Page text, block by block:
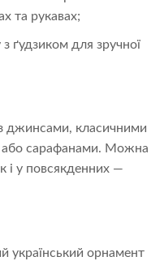
та рукавах;
ґудзиком для зручної
джинсами, класичними
сарафанами. Можна
і у повсякденних —
український орнамент